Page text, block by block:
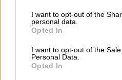
not limited to your visit or usage
grant or deny consent to
use your data for below
consent section.
I want to opt-out of the
personal data.
Opted In
I want to opt-out of the
Personal Data.
Opted In
στο Κιλκίς.